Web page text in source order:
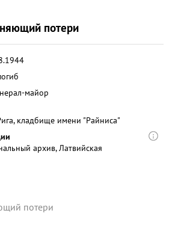
потери
майор
кладбище имени "Райниса"
архив, Латвийская
потери